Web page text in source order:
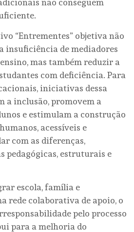
“Entrementes” objetiva não
insuficiência de mediadores
mas também reduzir a
com deficiência. Para
iniciativas dessa
a inclusão, promovem a
e estimulam a construção
acessíveis e
com as diferenças,
pedagógicas, estruturais e
escola, família e
rede colaborativa de apoio, o
pelo processo
para a melhoria do